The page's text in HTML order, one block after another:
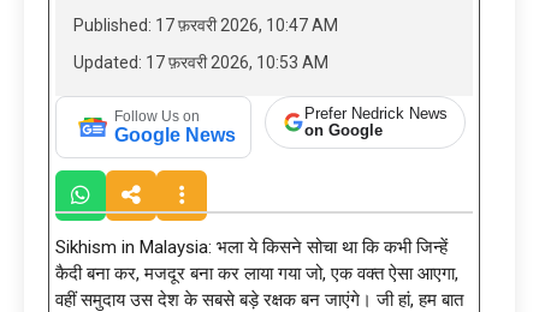
Published: 17 फ़रवरी 2026, 10:47 AM
Updated: 17 फ़रवरी 2026, 10:53 AM
Follow Us on
Google News
Prefer Nedrick News
on Google
Sikhism in Malaysia: भला ये किसने सोचा था कि कभी जिन्हें
कैदी बना कर, मजदूर बना कर लाया गया जो, एक वक्त ऐसा आएगा,
वहीं समुदाय उस देश के सबसे बड़े रक्षक बन जाएंगे। जी हां, हम बात